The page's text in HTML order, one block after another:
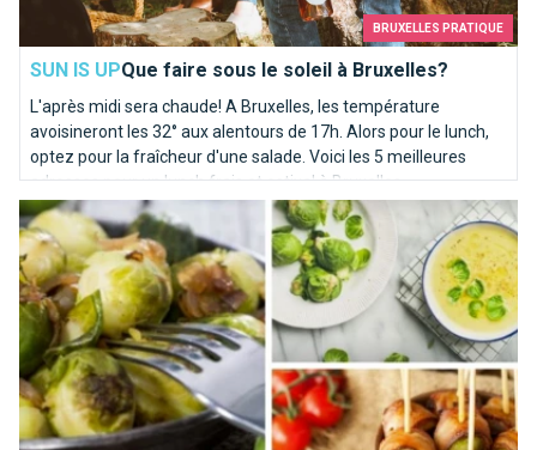
BRUXELLES PRATIQUE
SUN IS UPQue faire sous le soleil à Bruxelles?
L'après midi sera chaude! A Bruxelles, les température
avoisineront les 32° aux alentours de 17h. Alors pour le lunch,
optez pour la fraîcheur d'une salade. Voici les 5 meilleures
adresses pour un lunch frais et estival à Bruxelles.
Top 10 des recettes pour aimer les choux de Bruxelles